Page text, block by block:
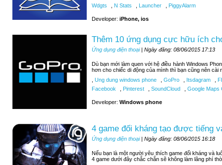
Wdgts
N Stats Launcher PiggyAlarm
Developer: iPhone, ios
Thêm 10 ứng dụng cực hữu ích
Ứng dụng điện thoại| Ngày đăng: 08/06/2015 17:13
Dù bạn mới làm quen với hệ điều hành Windows
hơn cho chiếc di động của mình thì bạn cũng nên cài
Ung dung windows phone GoPro Itsdagram
Facebook
Pinterest SoundCloud Google Maps
Developer: Windows phone
4 game đối kháng tạo được tiếng
Ứng dụng điện thoại| Ngày đăng: 08/06/2015 16:18
Nếu bạn là một người yêu thích game đối kháng và
4 game dưới đây chắc chắn sẽ không làm lãng phí